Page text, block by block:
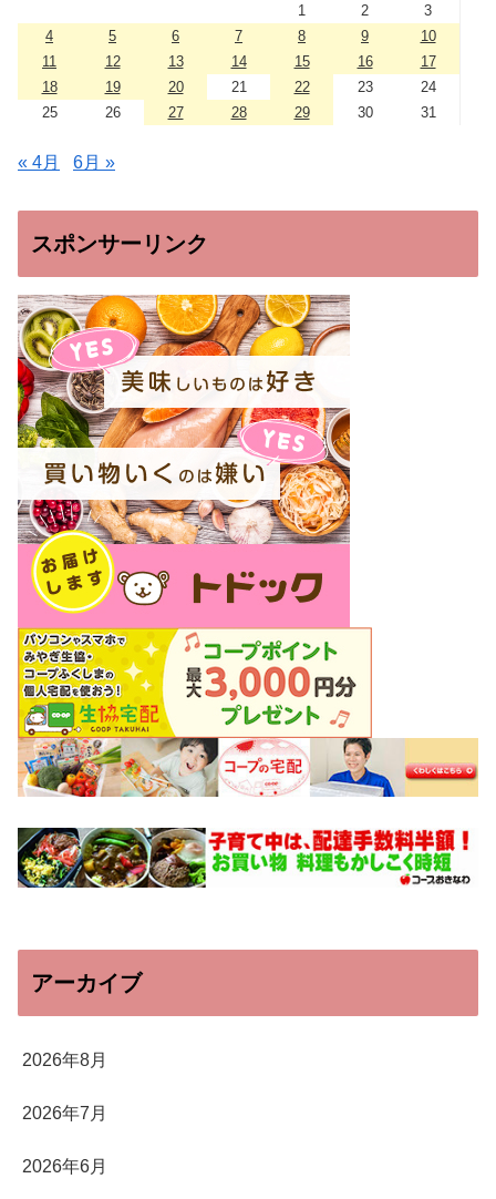
1 2
3
4
5 6 7 8 9
10
11
12 13 14 15 16
17
18
19 20 21 22 23
24
25
26 27 28 29 30 31
« 4月 6月 »
スポンサーリンク
アーカイブ
2026年8月
2026年7月
2026年6月